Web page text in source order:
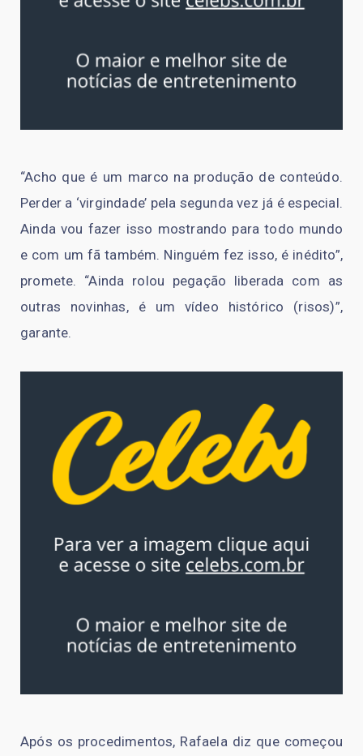
“Acho que é um marco na produção de conteúdo.
Perder a ‘virgindade’ pela segunda vez já é especial.
Ainda vou fazer isso mostrando para todo mundo
e com um fã também. Ninguém fez isso, é inédito”,
promete. “Ainda rolou pegação liberada com as
outras novinhas, é um vídeo histórico (risos)”,
garante.
Após os procedimentos, Rafaela diz que começou